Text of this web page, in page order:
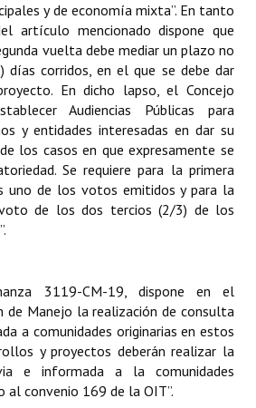
y de economía mixta”. En tanto
artículo mencionado dispone que
vuelta debe mediar un plazo no
días corridos, en el que se debe dar
En dicho lapso, el Concejo
Audiencias Públicas para
y entidades interesadas en dar su
los casos en que expresamente se
Se requiere para la primera
uno de los votos emitidos y para la
de los dos tercios (2/3) de los
3119-CM-19, dispone en el
Manejo la realización de consulta
a comunidades originarias en estos
y proyectos deberán realizar la
e informada a la comunidades
al convenio 169 de la OIT”.